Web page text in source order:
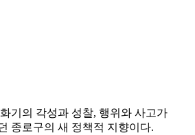
기의 각성과 성찰, 행위와 사고가
종로구의 새 정책적 지향이다.